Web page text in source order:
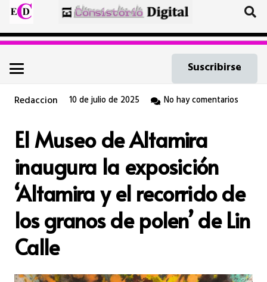
Suscribirse
Redaccion 10 de julio de 2025 No hay comentarios
El Museo de Altamira
inaugura la exposición
‘Altamira y el recorrido de
los granos de polen’ de Lin
Calle